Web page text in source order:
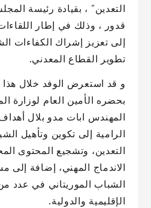
التعدين” ، بقيادة رئيسة
قدور ، وذلك في إطار
إلى تعزيز إشراك الكفاءات
تطوير القطاع المعدني.
و قد استعرض الوفد خلال هذا
بحضره الأمين العام لوزارة
المهندس ابات مدو بلال
الرامية إلى تكوين وتأهيل
التعدين، وتشجيع المحتوى
الاندماج المهني، إضافة إلى
الشباب الموريتاني في عدد من
الإقليمية والدولية.